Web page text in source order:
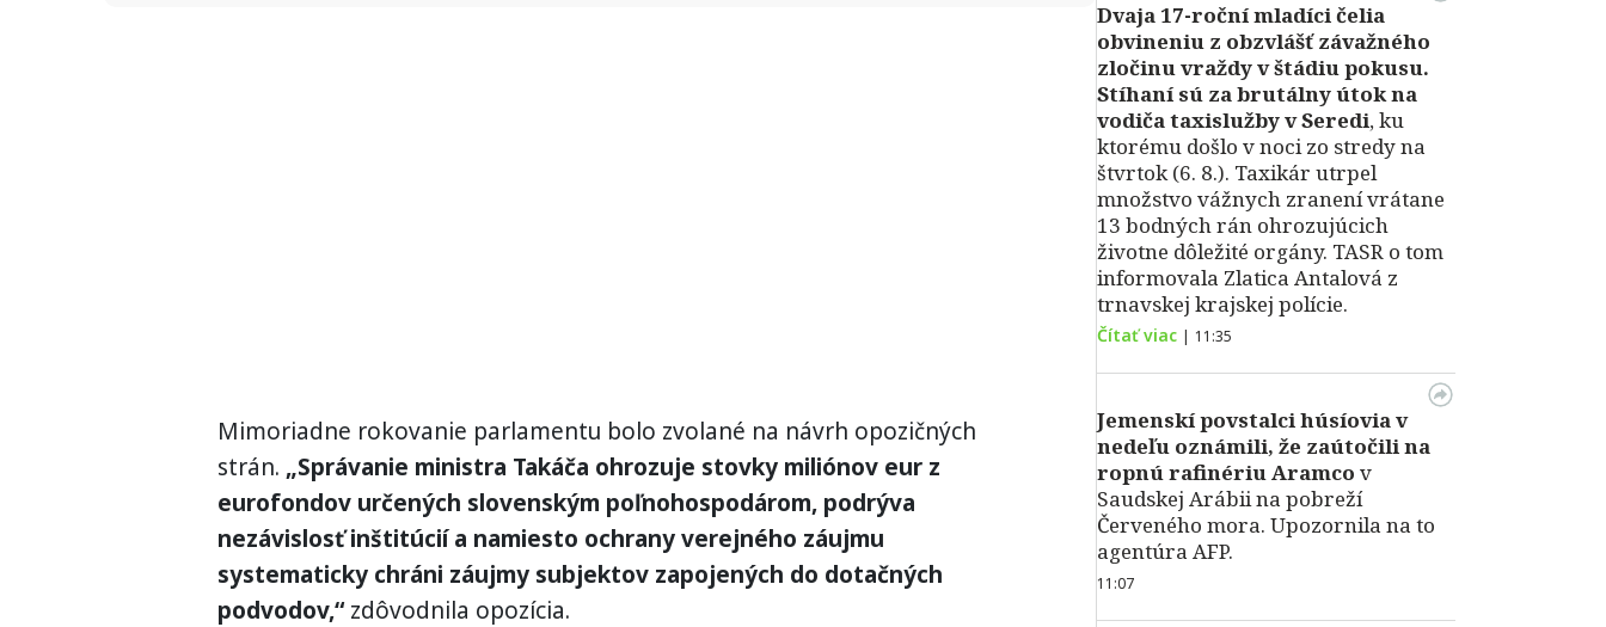
Mimoriadne rokovanie parlamentu bolo zvolané na návrh opozičných
strán. „Správanie ministra Takáča ohrozuje stovky miliónov eur z
eurofondov určených slovenským poľnohospodárom, podrýva
nezávislosť inštitúcií a namiesto ochrany verejného záujmu
systematicky chráni záujmy subjektov zapojených do dotačných
podvodov,“zdôvodnila opozícia.
Dvaja 17-roční mladíci čelia
obvineniu z obzvlášť závažného
zločinu vraždy v štádiu pokusu.
Stíhaní sú za brutálny útok na
vodiča taxislužby v Seredi, ku
ktorému došlo v noci zo stredy na
štvrtok (6. 8.). Taxikár utrpel
množstvo vážnych zranení vrátane
13 bodných rán ohrozujúcich
životne dôležité orgány. TASR o tom
informovala Zlatica Antalová z
trnavskej krajskej polície.
Čítať viac | 11:35
Jemenskí povstalci húsíovia v
nedeľu oznámili, že zaútočili na
ropnú rafinériu Aramco v
Saudskej Arábii na pobreží
Červeného mora. Upozornila na to
agentúra AFP.
11:07